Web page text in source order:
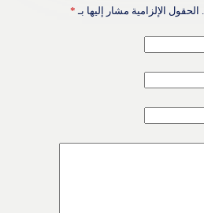
الحقول الإلزامية مشار إليها بـ *